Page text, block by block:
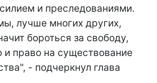
и преследованиями.
лучше многих других,
бороться за свободу,
и право на существование
- подчеркнул глава